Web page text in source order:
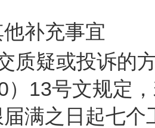
补充事宜
质疑或投诉的
）13号文规定
满之日起七个